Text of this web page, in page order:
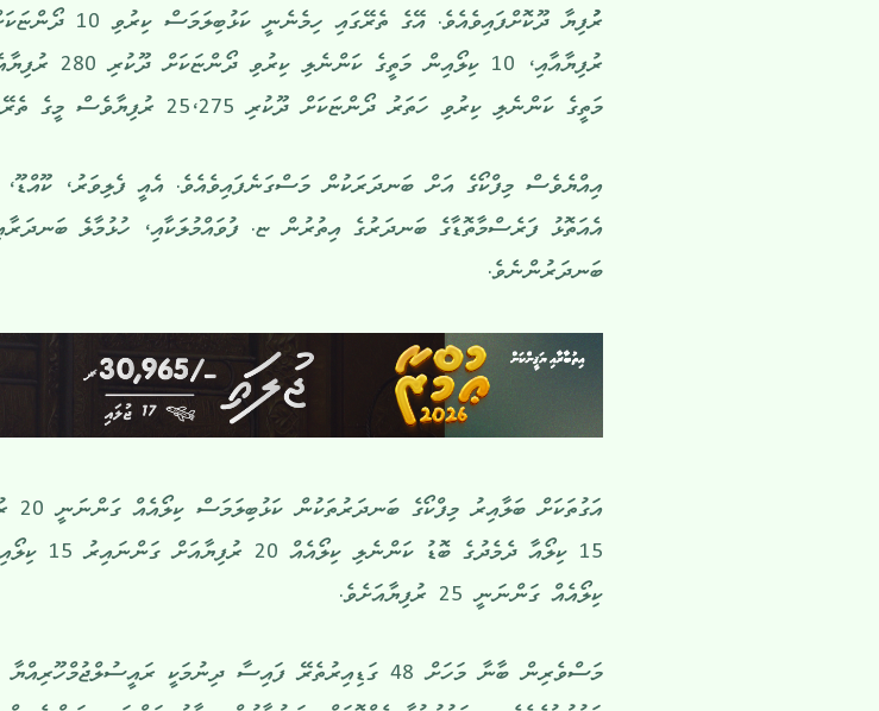
މަތީގެ ކަންނެލި ކިރުވި ހަތަރު ދޯންޏަކަށް ދޫކުރި 25،275 ރުފިޔާވެސް މީގެ ތެރޭގައި ހިމެނެއެވެ.
އިއްޔެވެސް މިފްކޯގެ އަށް ބަނދަރަކުން މަސްގަނެފައިވެއެވެ. އެއީ ފެލިވަރު، ކޫއްޑޫ،
އެއަތޮޅު ފަރެސްމާތޮޑާގެ ބަނދަރުގެ އިތުރުން ޏ. ފުވައްމުލަކާއި، ހުޅުމާލެ
ބަނދަރުންނެވެ.
15 ކިލޯއާ
ކިލޯއެއް ގަންނަނީ 25 ރުފިޔާއަށެވެ.
މަސްވެރިން ބާނާ މަހަށް 48 ގަޑިއިރުތެރޭ ފައިސާ ދިނުމަކީ